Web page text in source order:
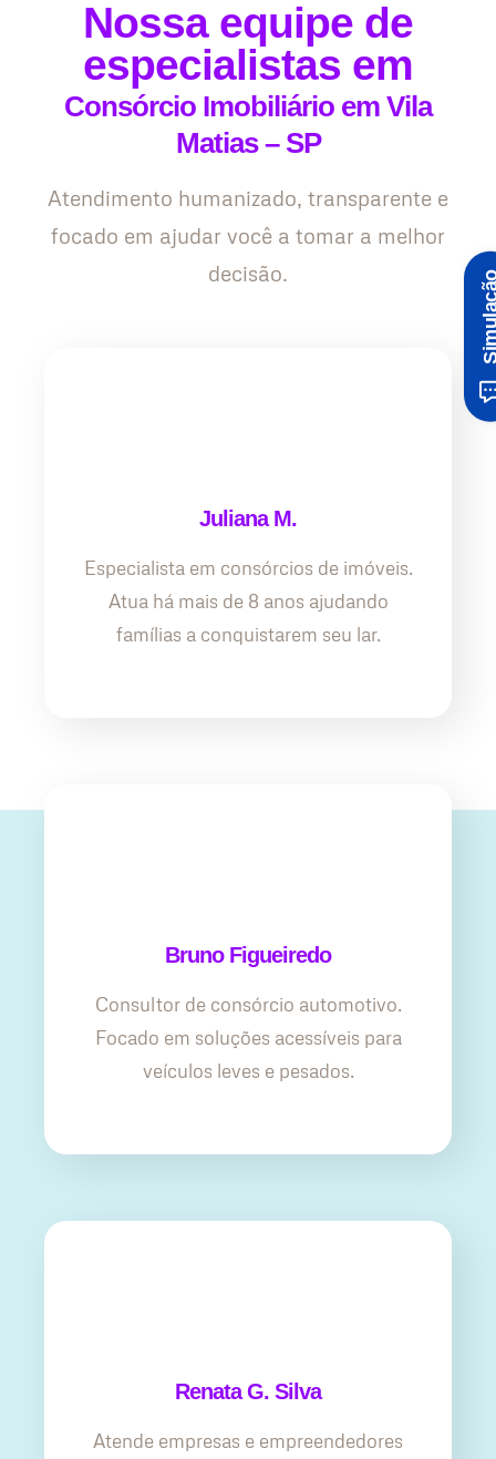
Nossa equipe de
especialistas em
Consórcio Imobiliário em Vila
Matias – SP
Atendimento humanizado, transparente e
focado em ajudar você a tomar a melhor
decisão.
Juliana M.
Especialista em consórcios de imóveis.
Atua há mais de 8 anos ajudando
famílias a conquistarem seu lar.
Bruno Figueiredo
Consultor de consórcio automotivo.
Focado em soluções acessíveis para
veículos leves e pesados.
Renata G. Silva
Atende empresas e empreendedores